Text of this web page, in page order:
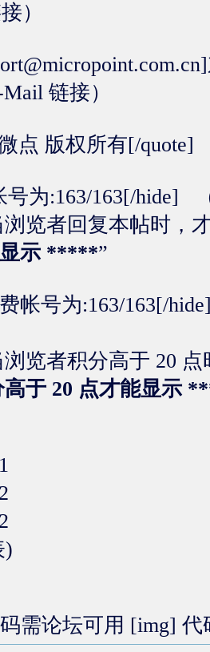
）
Mail 链接）
点 版权所有[/
号为:163/163[/hide]
览者回复本帖时，
示 *****”
帐号为:163/163[/
览者积分高于 20
高于 20 点才能显示
)
需论坛可用 [img] 代